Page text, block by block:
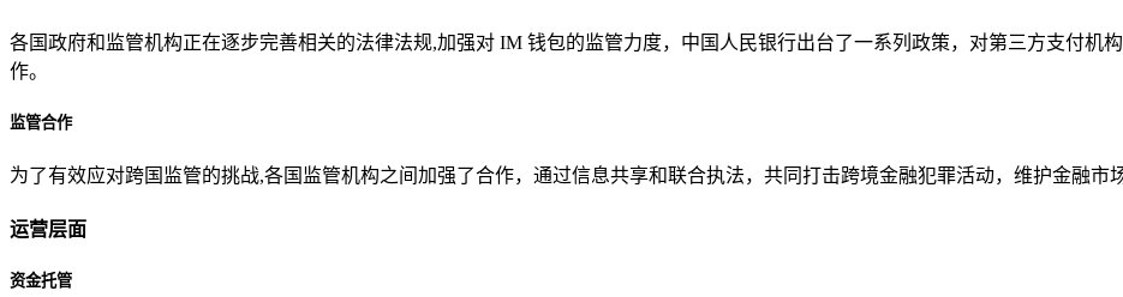
各国政府和监管机构正在逐步完善相关的法律法规,加强对 IM 钱包的监管力度，中国人民银行出台了一系列政策，对第三方支付机
作。
监管合作
为了有效应对跨国监管的挑战,各国监管机构之间加强了合作，通过信息共享和联合执法，共同打击跨境金融犯罪活动，维护金融市
运营层面
资金托管